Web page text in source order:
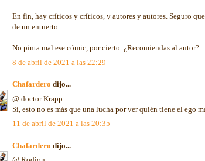
En fin, hay críticos y críticos, y autores y autores. Seguro
de un entuerto.
No pinta mal ese cómic, por cierto. ¿Recomiendas al autor?
8 de abril de 2021 a las 22:29
Chafardero dijo...
@ doctor Krapp:
Sí, esto no es más que una lucha por ver quién tiene el ego
11 de abril de 2021 a las 20:35
Chafardero dijo...